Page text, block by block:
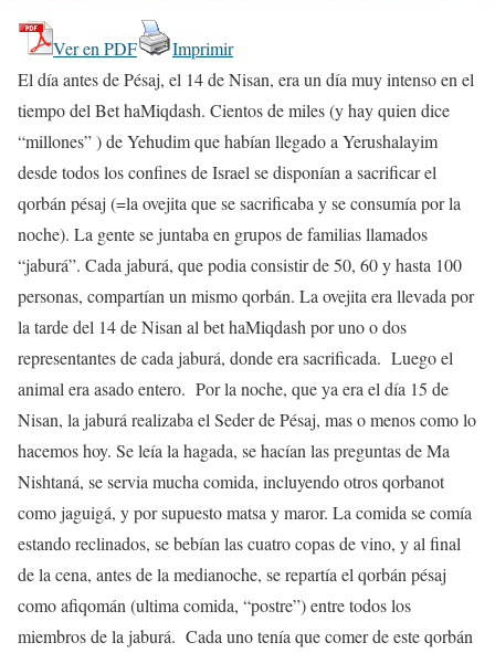
Ver en PDF
Imprimir
El día antes de Pésaj, el 14 de Nisan, era un día muy intenso en el
tiempo del Bet haMiqdash. Cientos de miles (y hay quien dice
“millones” ) de Yehudim que habían llegado a Yerushalayim
desde todos los confines de Israel se disponían a sacrificar el
qorbán pésaj (=la ovejita que se sacrificaba y se consumía por la
noche). La gente se juntaba en grupos de familias llamados
“jaburá”. Cada jaburá, que podia consistir de 50, 60 y hasta 100
personas, compartían un mismo qorbán. La ovejita era llevada por
la tarde del 14 de Nisan al bet haMiqdash por uno o dos
representantes de cada jaburá, donde era sacrificada. Luego el
animal era asado entero. Por la noche, que ya era el día 15 de
Nisan, la jaburá realizaba el Seder de Pésaj, mas o menos como lo
hacemos hoy. Se leía la hagada, se hacían las preguntas de Ma
Nishtaná, se servia mucha comida, incluyendo otros qorbanot
como jaguigá, y por supuesto matsa y maror. La comida se comía
estando reclinados, se bebían las cuatro copas de vino, y al final
de la cena, antes de la medianoche, se repartía el qorbán pésaj
como afiqomán (ultima comida, “postre”) entre todos los
miembros de la jaburá. Cada uno tenía que comer de este qorbán